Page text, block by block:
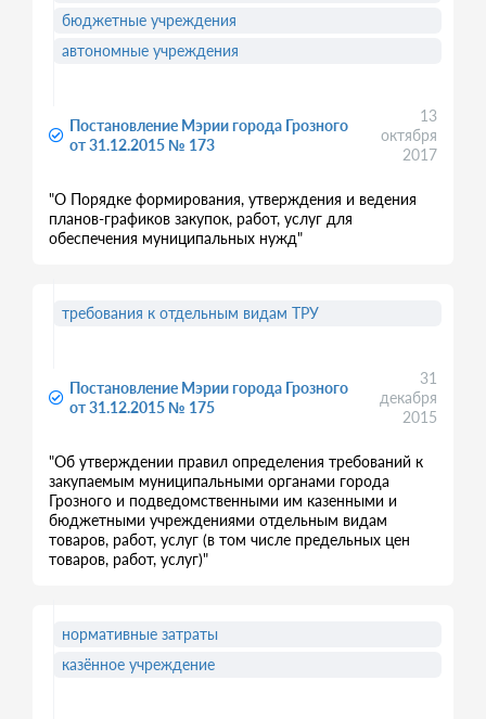
Постановление Мэрии города Грозного
от 31.12.2015 № 173
13
октября
2017
"О Порядке формирования, утверждения и ведения
планов-графиков закупок, работ, услуг для
обеспечения муниципальных нужд"
бюджетные учреждения
автономные учреждения
Постановление Мэрии города Грозного
от 31.12.2015 № 175
31
декабря
2015
"Об утверждении правил определения требований к
закупаемым муниципальными органами города
Грозного и подведомственными им казенными и
бюджетными учреждениями отдельным видам
товаров, работ, услуг (в том числе предельных цен
товаров, работ, услуг)"
требования к отдельным видам ТРУ
нормативные затраты
казённое учреждение